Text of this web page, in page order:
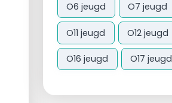
O6 jeugd O7 jeugd
O11 jeugd O12 jeugd
O16 jeugd O17 jeugd